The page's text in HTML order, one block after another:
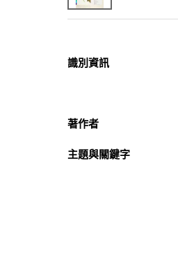
識別資訊
著作者
主題與關鍵字